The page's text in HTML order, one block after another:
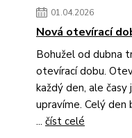
01.04.2026
Nová otevírací
Bohužel od dubna
otevírací dobu.
každý den, ale
upravíme. Celý
... číst celé